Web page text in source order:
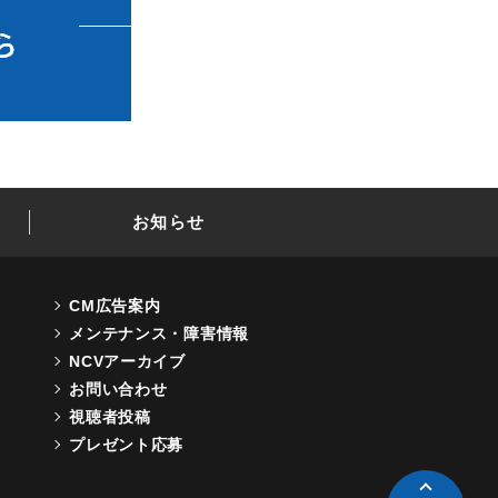
お知らせ
CM広告案内
メンテナンス・障害情報
NCVアーカイブ
お問い合わせ
視聴者投稿
プレゼント応募